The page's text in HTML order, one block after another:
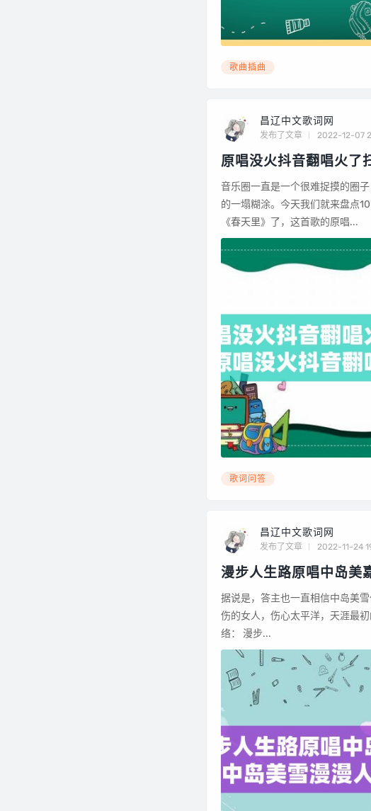
歌曲插曲
昌辽中文歌词网
发布了文章 2022-12-07
原唱没火抖音翻唱火了
音乐圈一直是一个很难捉摸的圈
的一塌糊涂。今天我们就来盘点10首原唱没有
《春天里》了，这首歌的原唱...
歌词问答
昌辽中文歌词网
发布了文章 2022-11-24
漫步人生路原唱中岛美
据说是，答主也一直相信中岛美雪作词或
伤的女人，伤心太平洋，天涯最初的梦
络： 漫步...